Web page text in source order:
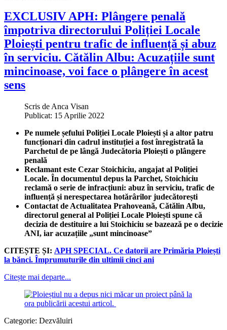
EXCLUSIV APH: Plângere penală
împotriva directorului Poliției Locale
Ploiești pentru trafic de influență și abuz
în serviciu. Cătălin Albu: Acuzațiile sunt
mincinoase, voi face o plângere în acest
sens
Scris de Anca Visan
Publicat: 15 Aprilie 2022
Pe numele șefului Poliției Locale Ploiești și a altor patru
funcționari din cadrul instituției a fost înregistrată la
Parchetul de pe lângă Judecătoria Ploiești o plângere
penală
Reclamant este Cezar Stoichiciu, angajat al Poliției
Locale. În documentul depus la Parchet, Stoichiciu
reclamă o serie de infracțiuni: abuz în serviciu, trafic de
influență și nerespectarea hotărârilor judecătorești
Contactat de Actualitatea Prahoveană, Cătălin Albu,
directorul general al Poliției Locale Ploiești spune că
decizia de destituire a lui Stoichiciu se bazează pe o decizie
ANI, iar acuzațiile „sunt mincinoase”
CITEȘTE ȘI: APH SPECIAL. Ce datorii are Primăria Ploiești
la bănci. Împrumuturile din ultimii cinci ani
Citește mai departe...
Categorie: Dezvăluiri